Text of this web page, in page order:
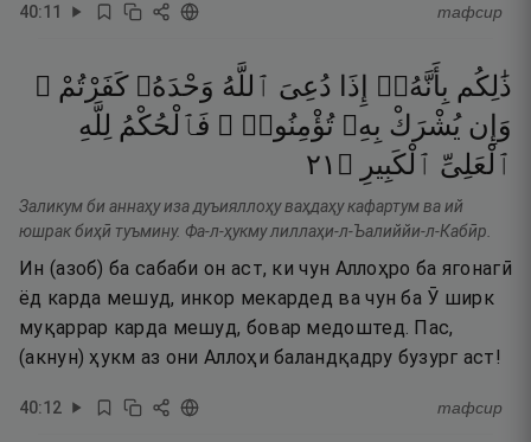
40:11 тафсир
ذَٰلِكُم بِأَنَّهُۥٓ إِذَا دُعِىَ ٱللَّهُ وَحْدَهُۥ كَفَرْتُمْ ۖ
وَإِن يُشْرَكْ بِهِۦ تُؤْمِنُوا۟ ۚ فَٱلْحُكْمُ لِلَّهِ
ٱلْعَلِىِّ ٱلْكَبِيرِ ۝ ١٢
Заликум би аннаҳу иза дуъияллоҳу ваҳдаҳу кафартум ва ий
юшрак биҳӣ туъмину. Фа-л-ҳукму лиллаҳи-л-Ъалиййи-л-Кабӣр.
Ин (азоб) ба сабаби он аст, ки чун Аллоҳро ба ягонагӣ
ёд карда мешуд, инкор мекардед ва чун ба Ӯ ширк
муқаррар карда мешуд, бовар медоштед. Пас,
(акнун) ҳукм аз они Аллоҳи баландқадру бузург аст!
40:12 тафсир